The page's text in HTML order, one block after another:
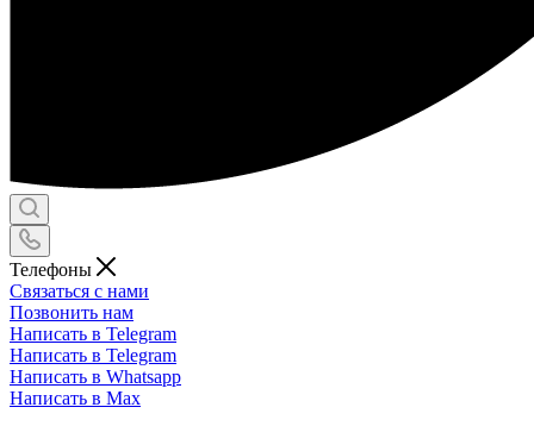
Телефоны
Связаться с нами
Позвонить нам
Написать в Telegram
Написать в Telegram
Написать в Whatsapp
Написать в Max